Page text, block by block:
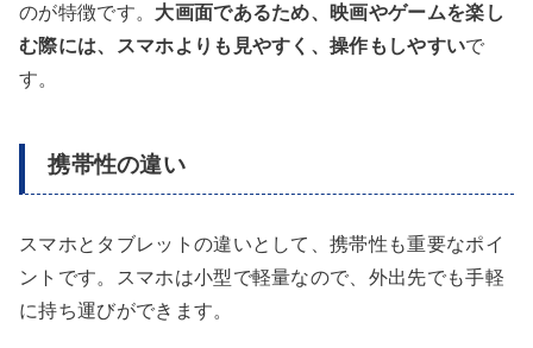
のが特徴です。 大画面であるため、映画やゲームを楽し
む際には、スマホよりも見やすく、操作もしやすいで
す。
携帯性の違い
スマホとタブレットの違いとして、携帯性も重要なポイ
ントです。スマホは小型で軽量なので、外出先でも手軽
に持ち運びができます。